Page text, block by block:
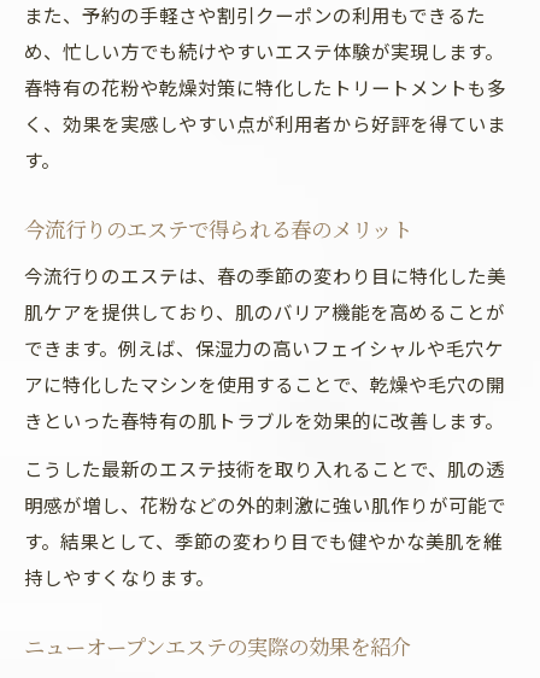
また、予約の手軽さや割引クーポンの利用もできるた
め、忙しい方でも続けやすいエステ体験が実現します。
春特有の花粉や乾燥対策に特化したトリートメントも多
く、効果を実感しやすい点が利用者から好評を得ていま
す。
今流行りのエステで得られる春のメリット
今流行りのエステは、春の季節の変わり目に特化した美
肌ケアを提供しており、肌のバリア機能を高めることが
できます。例えば、保湿力の高いフェイシャルや毛穴ケ
アに特化したマシンを使用することで、乾燥や毛穴の開
きといった春特有の肌トラブルを効果的に改善します。
こうした最新のエステ技術を取り入れることで、肌の透
明感が増し、花粉などの外的刺激に強い肌作りが可能で
す。結果として、季節の変わり目でも健やかな美肌を維
持しやすくなります。
ニューオープンエステの実際の効果を紹介